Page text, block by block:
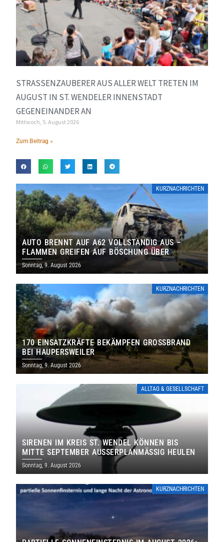
STRASSENZAUBERER AUS ALLER WELT TRETEN IM A
UGUST IN ST. WENDELER INNENSTADT G
EGENEINANDER AN
Mittwoch, 5. August 2026
Zum Beitrag »
KURZNACHRICHTEN
AUTO BRENNT AUF A62 VOLLSTÄNDIG AUS –
FLAMMEN GREIFEN AUF BÖSCHUNG ÜBER
Sonntag, 9. August 2026
KURZNACHRICHTEN
170 EINSATZKRÄFTE BEKÄMPFEN GROSSBRAND B
EI HAUPERSWEILER
Sonntag, 9. August 2026
ALLTAG & GESELLSCHAFT
SIRENEN IM KREIS ST. WENDEL KÖNNEN BIS
MITTE SEPTEMBER AUSSERPLANMÄSSIG HEULEN
Sonntag, 9. August 2026
KURZNACHRICHTEN